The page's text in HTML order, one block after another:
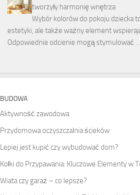
tworzyły harmonię wnętrza
Wybór kolorów do pokoju dziecka
estetyki, ale także ważny element
Odpowiednie odcienie mogą stymulować …
BUDOWA
Aktywność zawodowa
Przydomowa oczyszczalnia ścieków
Lepiej jest kupić czy wybudować dom?
Kołki do Przypawania: Kluczowe Elementy w
Wiata czy garaż – co lepsze?